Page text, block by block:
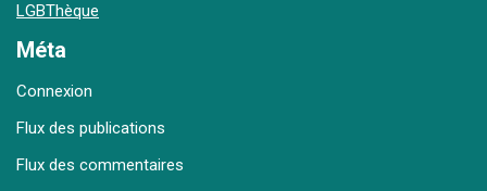
LGBThèque
Méta
Connexion
Flux des publications
Flux des commentaires